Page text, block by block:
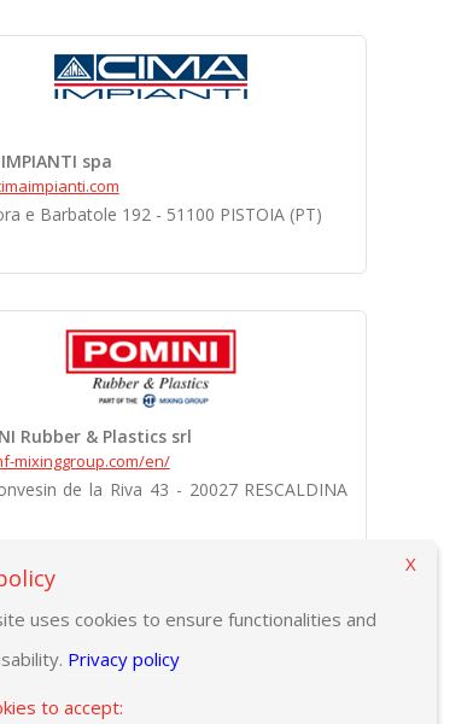
spa
e Barbatole 192 - 51100 PISTOIA (PT)
Rubber & Plastics srl
mixinggroup.com/en/
de la Riva 43 - 20027 RESCALDINA
uses cookies to ensure functionalities and
Privacy policy
to accept:
X